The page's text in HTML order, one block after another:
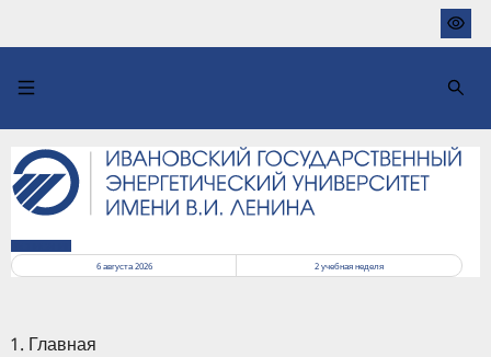
основному
6 августа 2026
2учебная неделя
Главная